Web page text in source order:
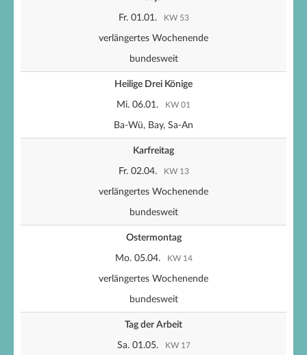
Fr. 01.01. KW 53
verlängertes Wochenende
bundesweit
Heilige Drei Könige
Mi. 06.01. KW 01
Ba-Wü, Bay, Sa-An
Karfreitag
Fr. 02.04. KW 13
verlängertes Wochenende
bundesweit
Ostermontag
Mo. 05.04. KW 14
verlängertes Wochenende
bundesweit
Tag der Arbeit
Sa. 01.05. KW 17